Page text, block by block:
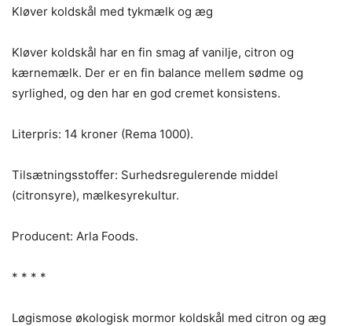
Kløver koldskål med tykmælk og æg
Kløver koldskål har en fin smag af vanilje, citron og
kærnemælk. Der er en fin balance mellem sødme og
syrlighed, og den har en god cremet konsistens.
Literpris: 14 kroner (Rema 1000).
Tilsætningsstoffer: Surhedsregulerende middel
(citronsyre), mælkesyrekultur.
Producent: Arla Foods.
* * * *
Løgismose økologisk mormor koldskål med citron og æg